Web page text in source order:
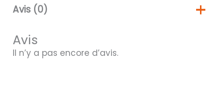
Avis (0)
Avis
Il n’y a pas encore d’avis.